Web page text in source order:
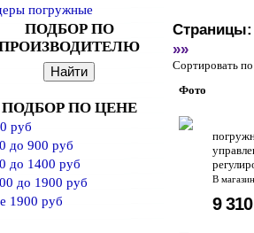
погружные
ПОДБОР ПО
ПОДБОР ПО ЦЕНЕ
руб
до 900 руб
до 1400 руб
до 1900 руб
1900 руб
Страницы:
»»
Сортировать
Фото
В
9